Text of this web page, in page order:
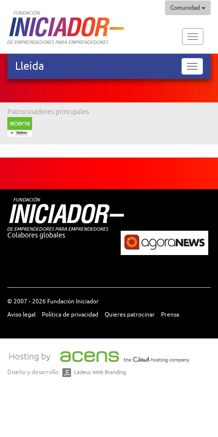
Comunidad
Lleida
Lleida
Patrocinadores principales
Colabores globales
© 2007 - 2026 Fundación Iniciador
Aviso legal Política de privacidad Quieres patrocinar Prensa
Diseño y desarrollo: Ladeus Web Branding